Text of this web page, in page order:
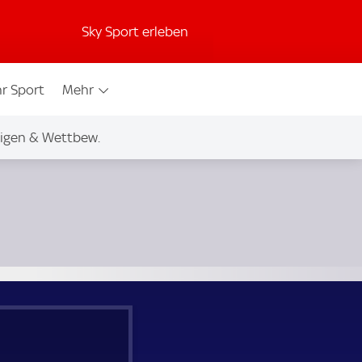
Sky Sport erleben
Sport Mehr
& Wettbew.